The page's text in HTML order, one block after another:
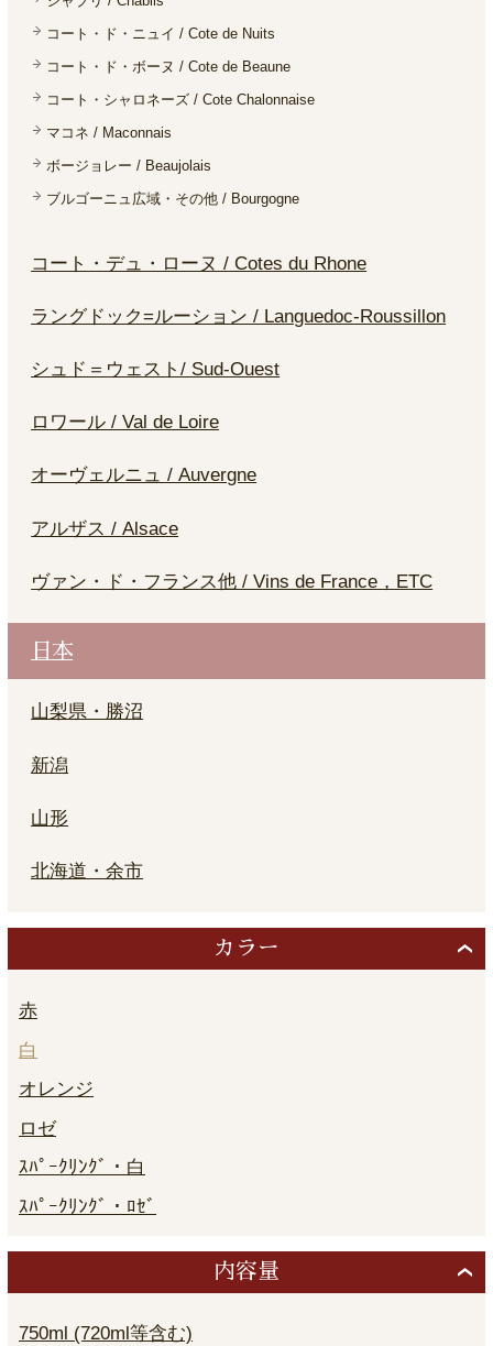
コート・ド・ニュイ / Cote de Nuits
コート・ド・ボーヌ / Cote de Beaune
コート・シャロネーズ / Cote Chalonnaise
マコネ / Maconnais
ボージョレー / Beaujolais
ブルゴーニュ広域・その他 / Bourgogne
コート・デュ・ローヌ / Cotes du Rhone
ラングドック=ルーション / Languedoc-Roussillon
シュド＝ウェスト/ Sud-Ouest
ロワール / Val de Loire
オーヴェルニュ / Auvergne
アルザス / Alsace
ヴァン・ド・フランス他 / Vins de France，ETC
日本
山梨県・勝沼
新潟
山形
北海道・余市
カラー
赤
白
オレンジ
ロゼ
ｽﾊﾟｰｸﾘﾝｸﾞ・白
ｽﾊﾟｰｸﾘﾝｸﾞ・ﾛｾﾞ
内容量
750ml (720ml等含む)